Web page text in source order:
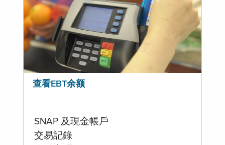
查看EBT余额
SNAP 及現金帳戶
交易記錄